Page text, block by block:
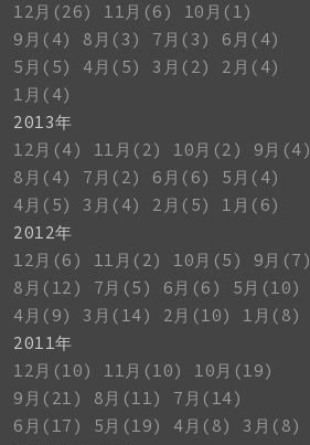
12月(26)
11月(6)
10月(1)
9月(4)
8月(3) 7月(3)
6月(4)
5月(5)
4月(5) 3月(2)
2月(4)
1月(4)
2013年
12月(4)
11月(2) 10月(2)
9月(4)
8月(4)
7月(2) 6月(6)
5月(4)
4月(5)
3月(4) 2月(5)
1月(6)
2012年
12月(6)
11月(2) 10月(5)
9月(7)
8月(12)
7月(5) 6月(6)
5月(10)
4月(9)
3月(14) 2月(10)
1月(8)
2011年
12月(10)
11月(10)
10月(19)
9月(21)
8月(11)
7月(14)
6月(17)
5月(19) 4月(8)
3月(8)